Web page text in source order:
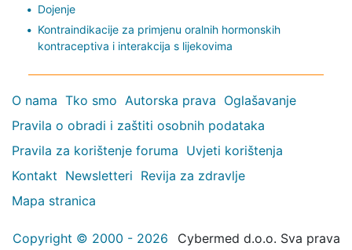
Dojenje
Kontraindikacije za primjenu oralnih hormonskih
kontraceptiva i interakcija s lijekovima
O nama Tko smo Autorska prava Oglašavanje
Pravila o obradi i zaštiti osobnih podataka
Pravila za korištenje foruma Uvjeti korištenja
Kontakt Newsletteri Revija za zdravlje
Mapa stranica
Copyright © 2000 - 2026
Cybermed d.o.o. Sva prava